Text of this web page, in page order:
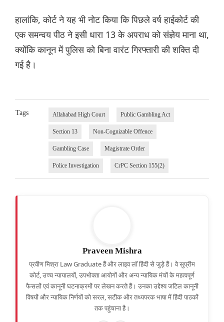
हालांकि, कोर्ट ने यह भी नोट किया कि पिछले वर्ष हाईकोर्ट की
एक समन्वय पीठ ने इसी धारा 13 के अपराध को संज्ञेय माना था,
क्योंकि कानून में पुलिस को बिना वारंट गिरफ्तारी की शक्ति दी
गई है।
Tags Allahabad High Court Public Gambling Act
Section 13 Non-Cognizable Offence
Gambling Case Magistrate Order
Police Investigation CrPC Section 155(2)
Praveen Mishra
प्रवीण मिश्रा Law Graduate हैं और लाइव लॉ हिंदी से जुड़े हैं। वे सुप्रीम
कोर्ट, उच्च न्यायालयों, उपभोक्ता आयोगों और अन्य न्यायिक मंचों के महत्वपूर्ण
फैसलों एवं कानूनी घटनाक्रमों पर लेखन करते हैं। उनका उद्देश्य जटिल कानूनी
विषयों और न्यायिक निर्णयों को सरल, सटीक और तथ्यपरक भाषा में हिंदी पाठकों
तक पहुंचाना है।